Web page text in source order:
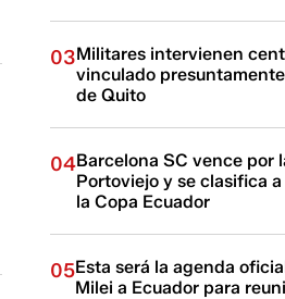
03Militares intervienen
vinculado
de Quito
04Barcelona SC vence por
Portoviejo y se clasifica
la Copa Ecuador
05Esta será la agenda
Milei a Ecuador para